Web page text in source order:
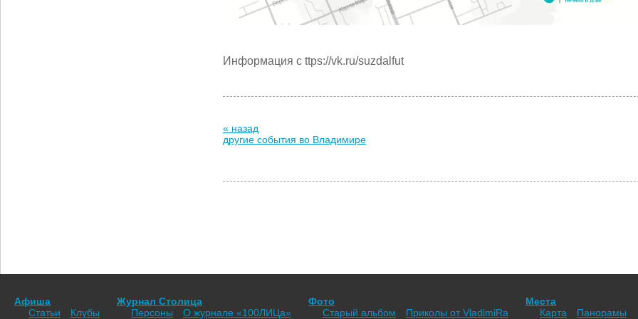
Информация с ttps://vk.ru/suzdalfut
« назад
другие события во Владимире
Афиша
Статьи
Клубы
Журнал Столица
Персоны
О журнале «100ЛИЦа»
Фото
Старый альбом
Приколы от VladimiRа
Места
Карта
Панорамы